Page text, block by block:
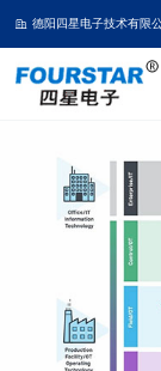
德阳四星电子技术有限